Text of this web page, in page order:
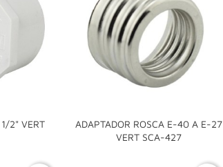
2" VERT
ADAPTADOR ROSCA E-40 A E-27
VERT SCA-427
